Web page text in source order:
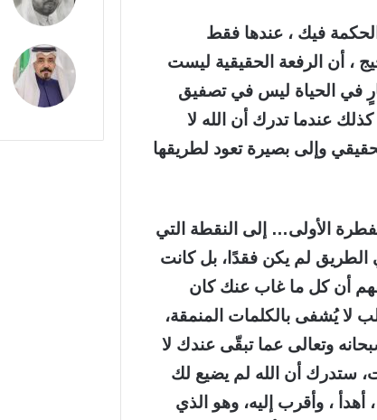
الحكمة فيك ، عندها فقط
، أن الرفعة الحقيقية ليست
في الحياة ليس في تصفيق
عندما تدرك أن الله لا
وإلى بصيرة تعود لطريقها
الأولى… إلى النقطة التي
لم يكن فقدًا، بل كانت
أن كل ما غاب عنك كان
لا يُشفى بالكلمات المنمقة،
وتعالى عما تبقّى عندك لا
ستدرك أن الله لم يضيع لك
، وأقرب إليه، وهو الذي